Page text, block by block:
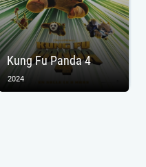
Kung Fu Panda 4
2024